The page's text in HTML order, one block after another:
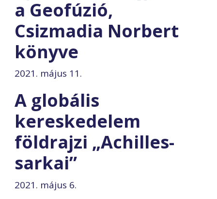
a Geofúzió,
Csizmadia Norbert
könyve
2021. május 11.
A globális
kereskedelem
földrajzi „Achilles-
sarkai”
2021. május 6.